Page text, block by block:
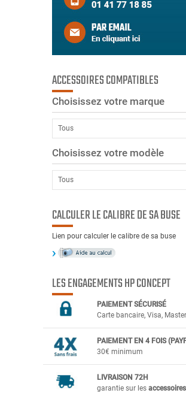
ACCESSOIRES COMPATIBLES
Choisissez votre marque
Tous
Choisissez votre modèle
Tous
CALCULER LE CALIBRE DE SA BUSE
Lien pour calculer le calibre de sa buse
LES ENGAGEMENTS HP CONCEPT
PAIEMENT SÉCURISÉ
Carte bancaire, Visa,
PAIEMENT EN 4 FOIS
30€ minimum
LIVRAISON 72H
garantie sur les accessoires